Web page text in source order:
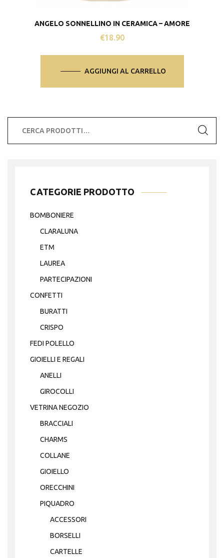
ANGELO SONNELLINO IN CERAMICA – AMORE
€18.90
AGGIUNGI AL CARRELLO
CATEGORIE PRODOTTO
BOMBONIERE
CLARALUNA
ETM
LAUREA
PARTECIPAZIONI
CONFETTI
BURATTI
CRISPO
FEDI POLELLO
GIOIELLI E REGALI
ANELLI
GIROCOLLI
VETRINA NEGOZIO
BRACCIALI
CHARMS
COLLANE
GIOIELLO
ORECCHINI
PIQUADRO
ACCESSORI
BORSELLI
CARTELLE